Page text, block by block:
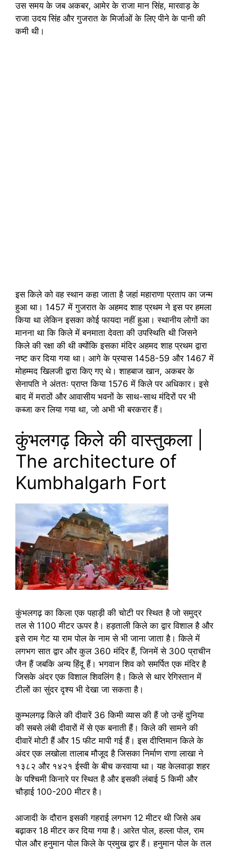
उस समय के जब अकबर, आमेर के राजा मान सिंह, मारवाड़ के
राजा उदय सिंह और गुजरात के मिर्जाओं के लिए पीने के पानी की
कमी थी।
इस किले को वह स्थान कहा जाता है जहां महाराणा प्रताप का जन्म
हुआ था। 1457 में गुजरात के अहमद शाह प्रथम ने इस पर हमला
किया था लेकिन इसका कोई फायदा नहीं हुआ। स्थानीय लोगों का
मानना ​​​​था कि किले में बनमाता देवता की उपस्थिति थी जिसने
किले की रक्षा की थी क्योंकि इसका मंदिर अहमद शाह प्रथम द्वारा
नष्ट कर दिया गया था। आगे के प्रयास 1458-59 और 1467 में
मोहम्मद खिलजी द्वारा किए गए थे। शाहबाज खान, अकबर के
सेनापति ने अंततः प्राप्त किया 1576 में किले पर अधिकार। इसे
बाद में मराठों और आवासीय भवनों के साथ-साथ मंदिरों पर भी
कब्जा कर लिया गया था, जो अभी भी बरकरार हैं।
कुंभलगढ़ किले की वास्तुकला |
The architecture of
Kumbhalgarh Fort
कुंभलगढ़ का किला एक पहाड़ी की चोटी पर स्थित है जो समुद्र
तल से 1100 मीटर ऊपर है। हड़ताली किले का द्वार विशाल है और
इसे राम गेट या राम पोल के नाम से भी जाना जाता है। किले में
लगभग सात द्वार और कुल 360 मंदिर हैं, जिनमें से 300 प्राचीन
जैन हैं जबकि अन्य हिंदू हैं। भगवान शिव को समर्पित एक मंदिर है
जिसके अंदर एक विशाल शिवलिंग है। किले से थार रेगिस्तान में
टीलों का सुंदर दृश्य भी देखा जा सकता है।
कुम्भलगढ़ किले की दीवारें 36 किमी व्यास की हैं जो उन्हें दुनिया
की सबसे लंबी दीवारों में से एक बनाती हैं। किले की सामने की
दीवारें मोटी हैं और 15 फीट मापी गई हैं। इस दीप्तिमान किले के
अंदर एक लखोला तालाब मौजूद है जिसका निर्माण राणा लाखा ने
१३८२ और १४२१ ईस्वी के बीच करवाया था। यह केलवाड़ा शहर
के पश्चिमी किनारे पर स्थित है और इसकी लंबाई 5 किमी और
चौड़ाई 100-200 मीटर है।
आजादी के दौरान इसकी गहराई लगभग 12 मीटर थी जिसे अब
बढ़ाकर 18 मीटर कर दिया गया है। आरेत पोल, हल्ला पोल, राम
पोल और हनुमान पोल किले के प्रमुख द्वार हैं। हनुमान पोल के तल